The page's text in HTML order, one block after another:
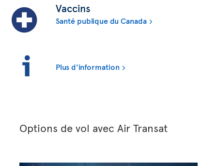
Vaccins
Santé publique du Canada
Plus d'information
Options de vol avec Air Transat